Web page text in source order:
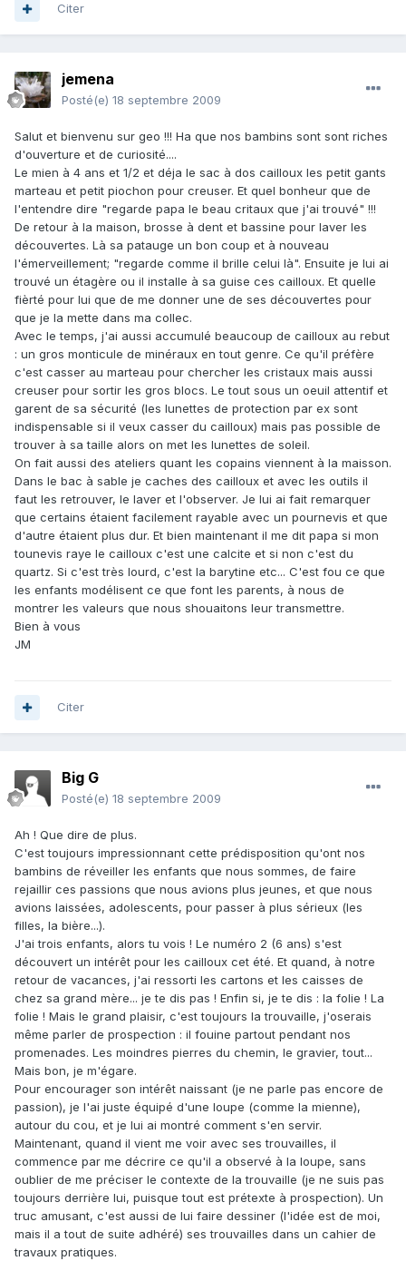
Citer
jemena
Posté(e) 18 septembre 2009
Salut et bienvenu sur geo !!! Ha que nos bambins sont sont riches
d'ouverture et de curiosité....
Le mien à 4 ans et 1/2 et déja le sac à dos cailloux les petit gants
marteau et petit piochon pour creuser. Et quel bonheur que de
l'entendre dire "regarde papa le beau critaux que j'ai trouvé" !!!
De retour à la maison, brosse à dent et bassine pour laver les
découvertes. Là sa patauge un bon coup et à nouveau
l'émerveillement; "regarde comme il brille celui là". Ensuite je lui ai
trouvé un étagère ou il installe à sa guise ces cailloux. Et quelle
fièrté pour lui que de me donner une de ses découvertes pour
que je la mette dans ma collec.
Avec le temps, j'ai aussi accumulé beaucoup de cailloux au rebut
: un gros monticule de minéraux en tout genre. Ce qu'il préfère
c'est casser au marteau pour chercher les cristaux mais aussi
creuser pour sortir les gros blocs. Le tout sous un oeuil attentif et
garent de sa sécurité (les lunettes de protection par ex sont
indispensable si il veux casser du cailloux) mais pas possible de
trouver à sa taille alors on met les lunettes de soleil.
On fait aussi des ateliers quant les copains viennent à la maisson.
Dans le bac à sable je caches des cailloux et avec les outils il
faut les retrouver, le laver et l'observer. Je lui ai fait remarquer
que certains étaient facilement rayable avec un pournevis et que
d'autre étaient plus dur. Et bien maintenant il me dit papa si mon
tounevis raye le cailloux c'est une calcite et si non c'est du
quartz. Si c'est très lourd, c'est la barytine etc... C'est fou ce que
les enfants modélisent ce que font les parents, à nous de
montrer les valeurs que nous shouaitons leur transmettre.
Bien à vous
JM
Citer
Big G
Posté(e) 18 septembre 2009
Ah ! Que dire de plus.
C'est toujours impressionnant cette prédisposition qu'ont nos
bambins de réveiller les enfants que nous sommes, de faire
rejaillir ces passions que nous avions plus jeunes, et que nous
avions laissées, adolescents, pour passer à plus sérieux (les
filles, la bière...).
J'ai trois enfants, alors tu vois ! Le numéro 2 (6 ans) s'est
découvert un intérêt pour les cailloux cet été. Et quand, à notre
retour de vacances, j'ai ressorti les cartons et les caisses de
chez sa grand mère... je te dis pas ! Enfin si, je te dis : la folie ! La
folie ! Mais le grand plaisir, c'est toujours la trouvaille, j'oserais
même parler de prospection : il fouine partout pendant nos
promenades. Les moindres pierres du chemin, le gravier, tout...
Mais bon, je m'égare.
Pour encourager son intérêt naissant (je ne parle pas encore de
passion), je l'ai juste équipé d'une loupe (comme la mienne),
autour du cou, et je lui ai montré comment s'en servir.
Maintenant, quand il vient me voir avec ses trouvailles, il
commence par me décrire ce qu'il a observé à la loupe, sans
oublier de me préciser le contexte de la trouvaille (je ne suis pas
toujours derrière lui, puisque tout est prétexte à prospection). Un
truc amusant, c'est aussi de lui faire dessiner (l'idée est de moi,
mais il a tout de suite adhéré) ses trouvailles dans un cahier de
travaux pratiques.